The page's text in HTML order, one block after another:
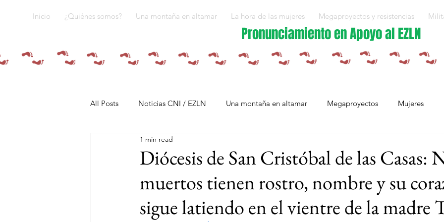
Inicio ¿Quiénes somos? Una montaña en altamar La hora de las mujeres Megaproyectos y resistencias
Pronunciamiento en Apoyo al EZLN
All Posts Noticias CNI / EZLN Una montaña en altamar Megaproyectos Mujeres
Pandemia y pueblos indígenas
Resistencias Tren Maya Plan Integral Morelos Capítulo Europa Mujeres
Diócesis de San Cristóbal de las Casas:
muertos tienen rostro, nombre y su
sigue latiendo en el vientre de la madre
1 min read